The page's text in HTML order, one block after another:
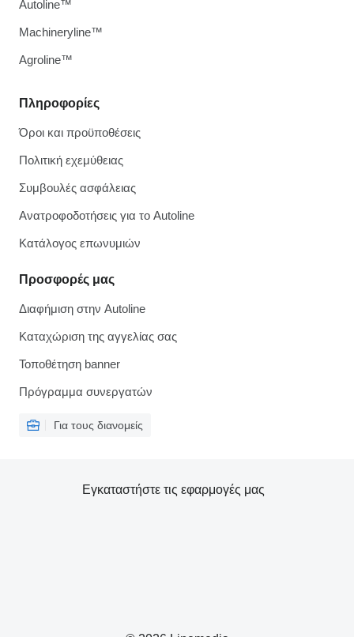
Πληροφορίες
Όροι και προϋποθέσεις
Πολιτική εχεμύθειας
Συμβουλές ασφάλειας
Ανατροφοδοτήσεις για το Autoline
Κατάλογος επωνυμιών
Προσφορές μας
Διαφήμιση στην Autoline
Καταχώριση της αγγελίας σας
Τοποθέτηση banner
Πρόγραμμα συνεργατών
Για τους διανομείς
Autoline™
Machineryline™
Agroline™
Εγκαταστήστε τις εφαρμογές μας